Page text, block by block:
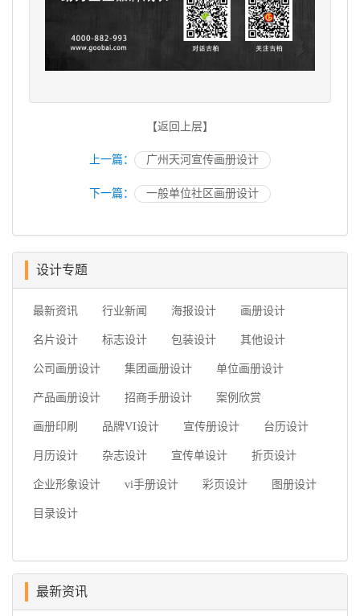
【返回上层】
上一篇： 广州天河宣传画册设计
下一篇： 一般单位社区画册设计
设计专题
最新资讯 行业新闻 海报设计 画册设计
名片设计 标志设计 包装设计 其他设计
公司画册设计 集团画册设计 单位画册设计
产品画册设计 招商手册设计 案例欣赏
画册印刷 品牌VI设计 宣传册设计 台历设计
月历设计 杂志设计 宣传单设计 折页设计
企业形象设计 vi手册设计 彩页设计 图册设计
目录设计
最新资讯